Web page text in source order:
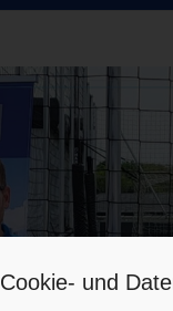
Cookie- und